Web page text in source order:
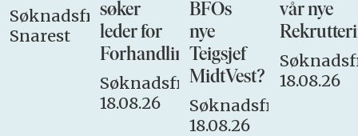
Søknadsfrist:
Snarest
søker
leder for
Forhandlingsutvalget
Søknadsfrist:
18.08.26
BFOs
nye
Teigsjef
MidtVest?
Søknadsfrist:
18.08.26
vår nye
18.08.26